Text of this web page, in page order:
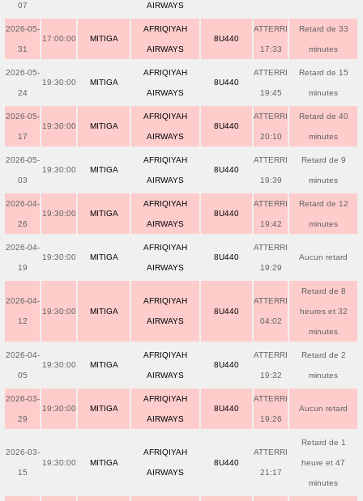
07 AIRWAYS
2026-05-
31
17:00:00 MITIGA
AFRIQIYAH
AIRWAYS
8U440
ATTERRI
17:33
Retard de 33
minutes
2026-05-
24
19:30:00 MITIGA
AFRIQIYAH
AIRWAYS
8U440
ATTERRI
19:45
Retard de 15
minutes
2026-05-
17
19:30:00 MITIGA
AFRIQIYAH
AIRWAYS
8U440
ATTERRI
20:10
Retard de 40
minutes
2026-05-
03
19:30:00 MITIGA
AFRIQIYAH
AIRWAYS
8U440
ATTERRI
19:39
Retard de 9
minutes
2026-04-
26
19:30:00 MITIGA
AFRIQIYAH
AIRWAYS
8U440
ATTERRI
19:42
Retard de 12
minutes
2026-04-
19
19:30:00 MITIGA
AFRIQIYAH
AIRWAYS
8U440
ATTERRI
19:29
Aucun retard
2026-04-
12
19:30:00 MITIGA
AFRIQIYAH
AIRWAYS
8U440
ATTERRI
04:02
Retard de 8
heures et 32
minutes
2026-04-
05
19:30:00 MITIGA
AFRIQIYAH
AIRWAYS
8U440
ATTERRI
19:32
Retard de 2
minutes
2026-03-
29
19:30:00 MITIGA
AFRIQIYAH
AIRWAYS
8U440
ATTERRI
19:26
Aucun retard
2026-03-
15
19:30:00 MITIGA
AFRIQIYAH
AIRWAYS
8U440
ATTERRI
21:17
Retard de 1
heure et 47
minutes